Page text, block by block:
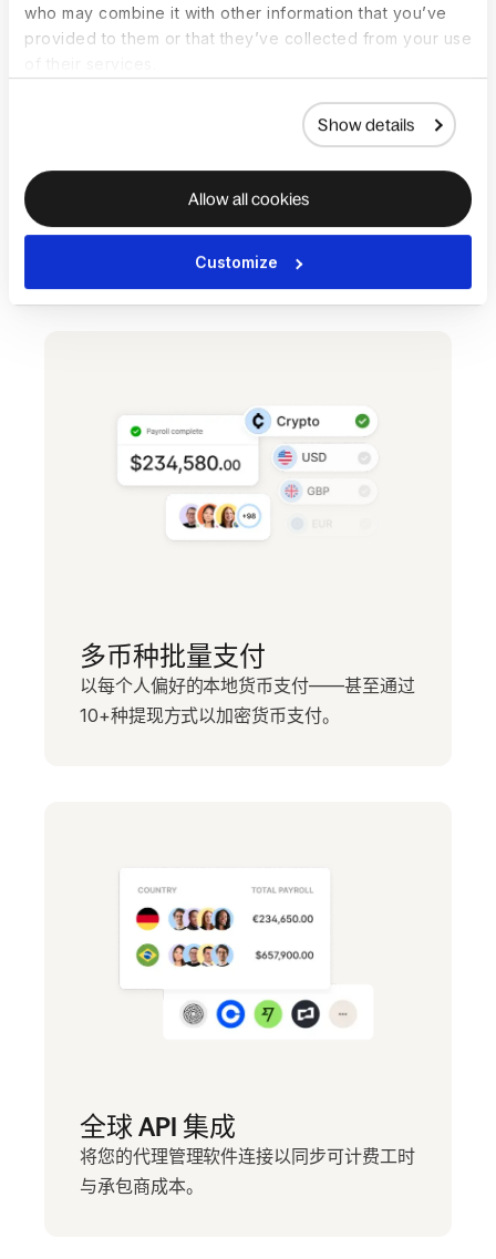
who may combine it with other information that you’ve
provided to them or that they’ve collected from your use
Show details
Allow all cookies
Customize
自动化费用跟踪
多币种批量支付
以每个人偏好的本地货币支付——甚至通过
10+种提现方式以加密货币支付。
全球 API 集成
将您的代理管理软件连接以同步可计费工时
与承包商成本。